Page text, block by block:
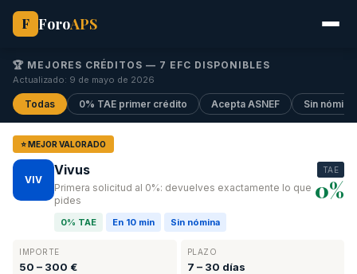
F ForoAPS
🏆 MEJORES CRÉDITOS — 7 EFC DISPONIBLES
Actualizado: 9 de mayo de 2026
Todas 0% TAE primer crédito Acepta ASNEF Sin nómina
⭐ MEJOR VALORADO
VIV
Vivus
Primera solicitud al 0%: devuelves exactamente lo que
pides
0% TAE En 10 min Sin nómina
TAE
0%
IMPORTE
50 – 300 €
PLAZO
7 – 30 días